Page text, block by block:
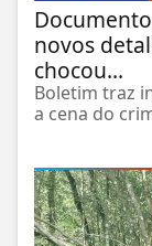
novos
chocou...
Boletim traz
a cena do